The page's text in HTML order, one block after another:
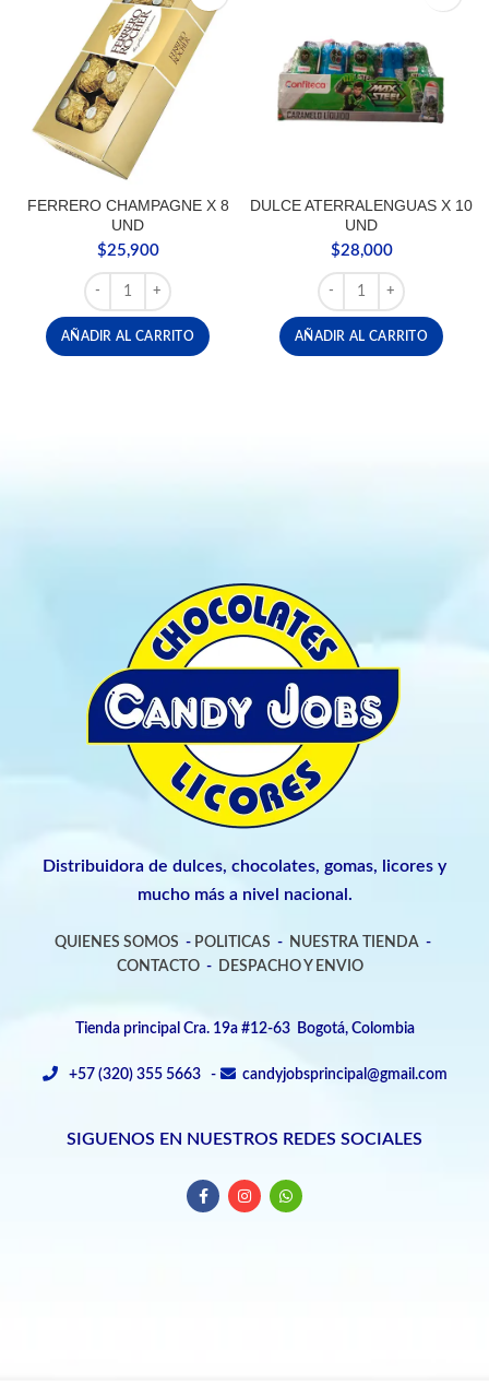
FERRERO CHAMPAGNE X 8
UND
$25,900
FERRERO CHAMPAGNE X 8 UND cantidad
AÑADIR AL CARRITO
DULCE ATERRALENGUAS X 10
UND
$28,000
DULCE
AÑADIR AL CARRITO
Distribuidora de dulces, chocolates, gomas, licores y
mucho más a nivel nacional.
QUIENES SOMOS - POLITICAS - NUESTRA TIENDA -
CONTACTO- DESPACHO Y ENVIO
Tienda principal Cra. 19a #12-63 Bogotá, Colombia
+57 (320) 355 5663 - candyjobsprincipal@gmail.com
SIGUENOS EN NUESTROS REDES SOCIALES